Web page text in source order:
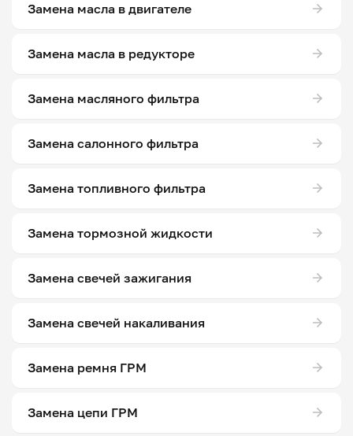
Замена масла в двигателе
Замена масла в редукторе
Замена масляного фильтра
Замена салонного фильтра
Замена топливного фильтра
Замена тормозной жидкости
Замена свечей зажигания
Замена свечей накаливания
Замена ремня ГРМ
Замена цепи ГРМ